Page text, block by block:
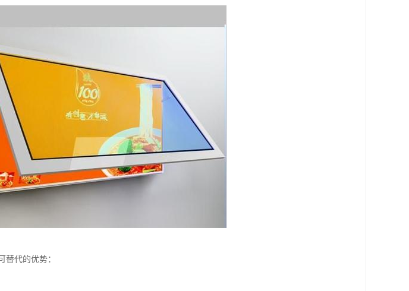
替代的优势：